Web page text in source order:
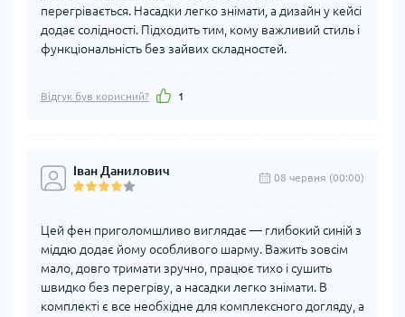
перегрівається. Насадки легко знімати, а дизайн у кейсі
додає солідності. Підходить тим, кому важливий стиль і
функціональність без зайвих складностей.
Відгук був корисний? 1
Іван Данилович 08 червня (00:00)
Цей фен приголомшливо виглядає — глибокий синій з
міддю додає йому особливого шарму. Важить зовсім
мало, довго тримати зручно, працює тихо і сушить
швидко без перегріву, а насадки легко знімати. В
комплекті є все необхідне для комплексного догляду, а